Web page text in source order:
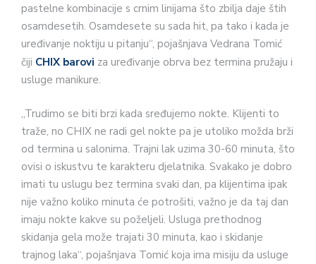
pastelne kombinacije s crnim linijama što zbilja daje štih
osamdesetih. Osamdesete su sada hit, pa tako i kada je
uređivanje noktiju u pitanju“, pojašnjava Vedrana Tomić
čiji CHIX barovi za uređivanje obrva bez termina pružaju i
usluge manikure.
„Trudimo se biti brzi kada sređujemo nokte. Klijenti to
traže, no CHIX ne radi gel nokte pa je utoliko možda brži
od termina u salonima. Trajni lak uzima 30-60 minuta, što
ovisi o iskustvu te karakteru djelatnika. Svakako je dobro
imati tu uslugu bez termina svaki dan, pa klijentima ipak
nije važno koliko minuta će potrošiti, važno je da taj dan
imaju nokte kakve su poželjeli. Usluga prethodnog
skidanja gela može trajati 30 minuta, kao i skidanje
trajnog laka“, pojašnjava Tomić koja ima misiju da usluge